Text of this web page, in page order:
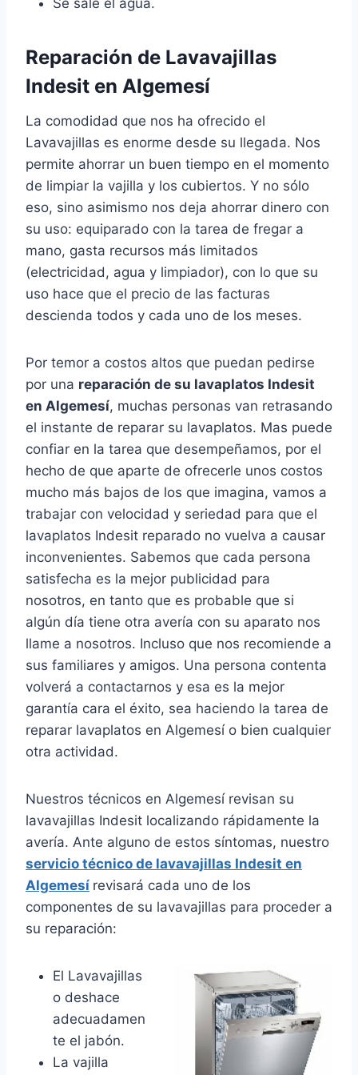
Se sale el agua.
Reparación de Lavavajillas
Indesit en Algemesí
La comodidad que nos ha ofrecido el
Lavavajillas es enorme desde su llegada. Nos
permite ahorrar un buen tiempo en el momento
de limpiar la vajilla y los cubiertos. Y no sólo
eso, sino asimismo nos deja ahorrar dinero con
su uso: equiparado con la tarea de fregar a
mano, gasta recursos más limitados
(electricidad, agua y limpiador), con lo que su
uso hace que el precio de las facturas
descienda todos y cada uno de los meses.
Por temor a costos altos que puedan pedirse
por una reparación de su lavaplatos Indesit
en Algemesí, muchas personas van retrasando
el instante de reparar su lavaplatos. Mas puede
confiar en la tarea que desempeñamos, por el
hecho de que aparte de ofrecerle unos costos
mucho más bajos de los que imagina, vamos a
trabajar con velocidad y seriedad para que el
lavaplatos Indesit reparado no vuelva a causar
inconvenientes. Sabemos que cada persona
satisfecha es la mejor publicidad para
nosotros, en tanto que es probable que si
algún día tiene otra avería con su aparato nos
llame a nosotros. Incluso que nos recomiende a
sus familiares y amigos. Una persona contenta
volverá a contactarnos y esa es la mejor
garantía cara el éxito, sea haciendo la tarea de
reparar lavaplatos en Algemesí o bien cualquier
otra actividad.
Nuestros técnicos en Algemesí revisan su
lavavajillas Indesit localizando rápidamente la
avería. Ante alguno de estos síntomas, nuestro
servicio técnico de lavavajillas Indesit en
Algemesí revisará cada uno de los
componentes de su lavavajillas para proceder a
su reparación:
El Lavavajillas
o deshace
adecuadamen
te el jabón.
La vajilla